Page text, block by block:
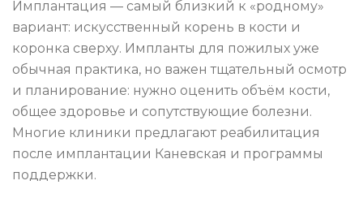
Имплантация — самый близкий к «родному»
вариант: искусственный корень в кости и
коронка сверху. Импланты для пожилых уже
обычная практика, но важен тщательный осмотр
и планирование: нужно оценить объём кости,
общее здоровье и сопутствующие болезни.
Многие клиники предлагают реабилитация
после имплантации Каневская и программы
поддержки.